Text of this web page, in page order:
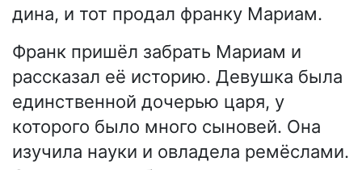
дина, и тот продал франку Мариам.
Франк пришёл забрать Мариам и
рассказал её историю. Девушка была
единственной дочерью царя, у
которого было много сыновей. Она
изучила науки и овладела ремёслами.